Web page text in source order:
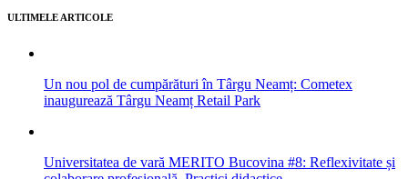
ULTIMELE ARTICOLE
Un nou pol de cumpărături în Târgu Neamț: Cometex
inaugurează Târgu Neamț Retail Park
Universitatea de vară MERITO Bucovina #8: Reflexivitate și